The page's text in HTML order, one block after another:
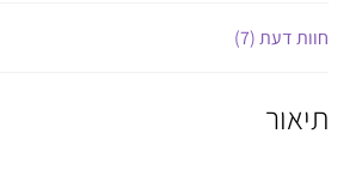
חוות דעת (7)
תיאור